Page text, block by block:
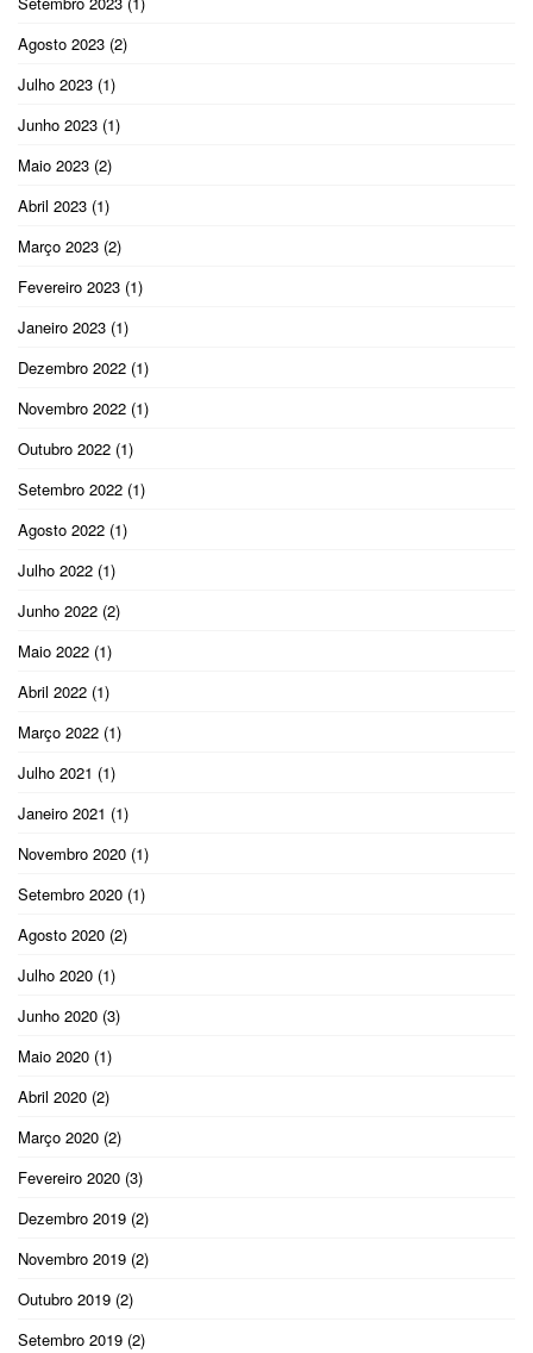
Agosto 2023 (2)
Julho 2023 (1)
Junho 2023 (1)
Maio 2023 (2)
Abril 2023 (1)
Março 2023 (2)
Fevereiro 2023 (1)
Janeiro 2023 (1)
Dezembro 2022 (1)
Novembro 2022 (1)
Outubro 2022 (1)
Setembro 2022 (1)
Agosto 2022 (1)
Julho 2022 (1)
Junho 2022 (2)
Maio 2022 (1)
Abril 2022 (1)
Março 2022 (1)
Julho 2021 (1)
Janeiro 2021 (1)
Novembro 2020 (1)
Setembro 2020 (1)
Agosto 2020 (2)
Julho 2020 (1)
Junho 2020 (3)
Maio 2020 (1)
Abril 2020 (2)
Março 2020 (2)
Fevereiro 2020 (3)
Dezembro 2019 (2)
Novembro 2019 (2)
Outubro 2019 (2)
Setembro 2019 (2)